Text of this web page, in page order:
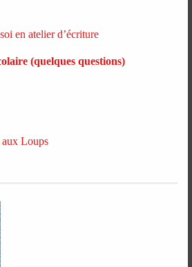
en atelier d’écriture
(quelques questions)
aux Loups